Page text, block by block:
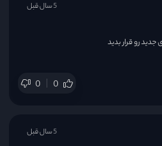
رو قرار بدید
0 0
5 سال قبل
5 سال قبل